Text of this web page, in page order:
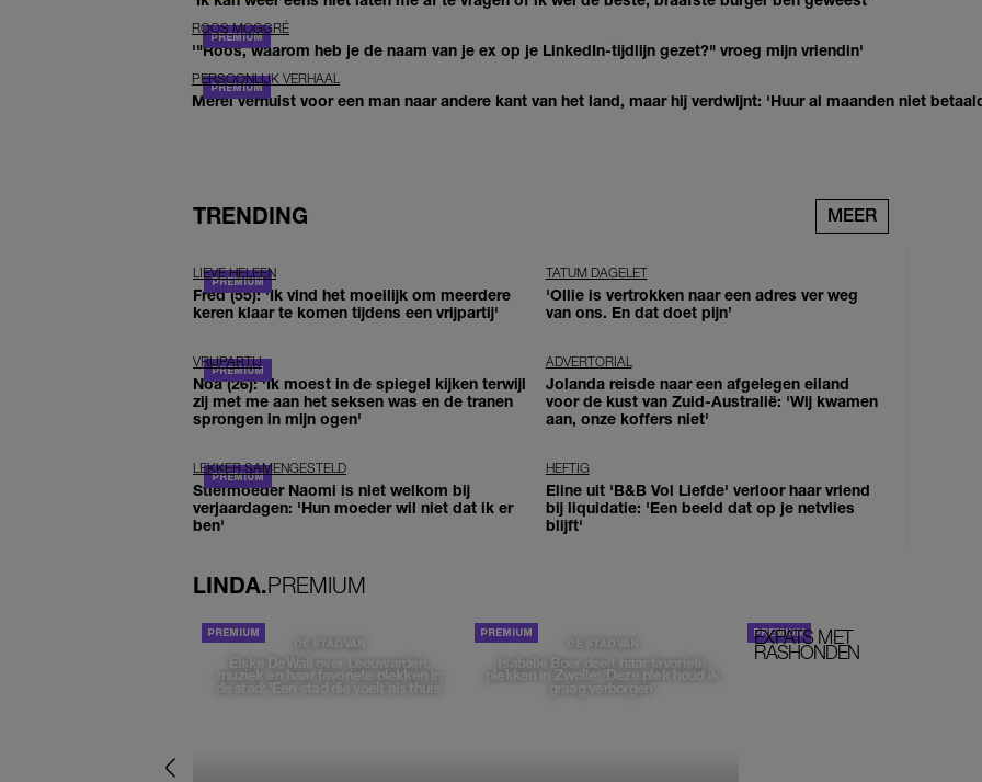
ROOS MOGGRÉ
'"Roos, waarom heb je de naam van je ex op je LinkedIn-tijdlijn gezet?" vroeg mijn vriendin'
PERSOONLIJK VERHAAL
Merel verhuist voor een man naar andere kant van het land, maar hij verdwijnt: 'Huur al maanden niet
TRENDING MEER
LIEVE HELEEN
Fred (55): 'Ik vind het moeilijk om meerdere
keren klaar te komen tijdens een vrijpartij'
TATUM DAGELET
'Ollie is vertrokken naar een adres ver weg
van ons. En dat doet pijn’
VRIJPARTIJ
Noa (26): 'Ik moest in de spiegel kijken terwijl
zij met me aan het seksen was en de tranen
sprongen in mijn ogen'
ADVERTORIAL
Jolanda reisde naar een afgelegen eiland
voor de kust van Zuid-Australië: 'Wij kwamen
aan, onze koffers niet'
LEKKER SAMENGESTELD
Stiefmoeder Naomi is niet welkom bij
verjaardagen: 'Hun moeder wil niet dat ik er
ben'
HEFTIG
Eline uit 'B&B Vol Liefde' verloor haar vriend
bij liquidatie: 'Een beeld dat op je netvlies
blijft'
LINDA.PREMIUM
DE STAD VAN
Elske DeWall over Leeuwarden,
muziek en haar favoriete plekken in
de stad: 'Een stad die voelt als thuis'
DE STAD VAN
Isabelle Boer deelt haar favoriete
plekken in Zwolle: 'Deze plek houd ik
graag verborgen'
EXPATS MET
RASHONDEN